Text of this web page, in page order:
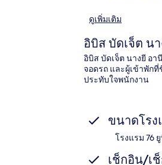
ดูเพิ่มเติม
อิบิส บัดเจ็ต น
อิบิส บัดเจ็ต นางยี อา
จอดรถ และผู้เข้าพัก
ประทับใจพนักงาน
ขนาดโรง
โรงแรม 76
เช็กอิน/เ